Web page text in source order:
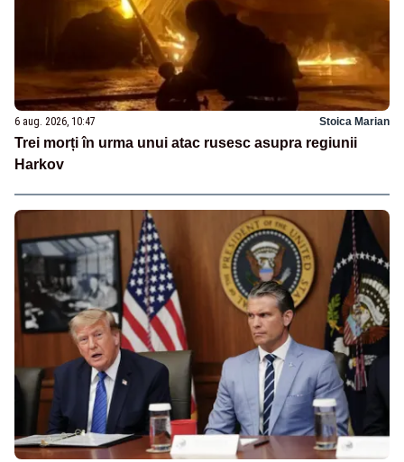
6 aug. 2026, 10:47 Stoica Marian
Trei morți în urma unui atac rusesc asupra regiunii
Harkov